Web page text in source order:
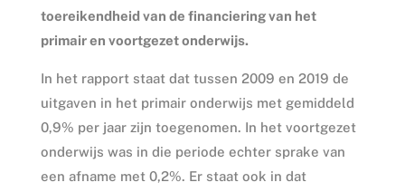
toereikendheid van de financiering van het
primair en voortgezet onderwijs.
In het rapport staat dat tussen 2009 en 2019 de
uitgaven in het primair onderwijs met gemiddeld
0,9% per jaar zijn toegenomen. In het voortgezet
onderwijs was in die periode echter sprake van
een afname met 0,2%. Er staat ook in dat